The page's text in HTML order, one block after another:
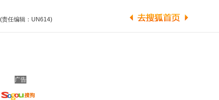
(责任编辑：UN614)
广告